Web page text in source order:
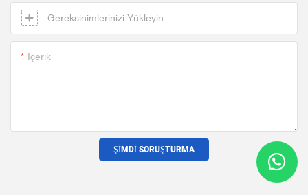
Gereksinimlerinizi Yükleyin
Içerik
ŞIMDI SORUŞTURMA